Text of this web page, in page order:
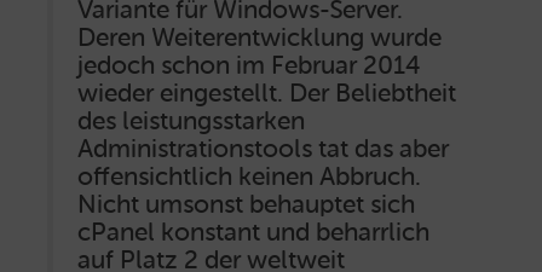
Variante für Windows-Server.
Deren Weiterentwicklung wurde
jedoch schon im Februar 2014
wieder eingestellt. Der Beliebtheit
des leistungsstarken
Administrationstools tat das aber
offensichtlich keinen Abbruch.
Nicht umsonst behauptet sich
cPanel konstant und beharrlich
auf Platz 2 der weltweit